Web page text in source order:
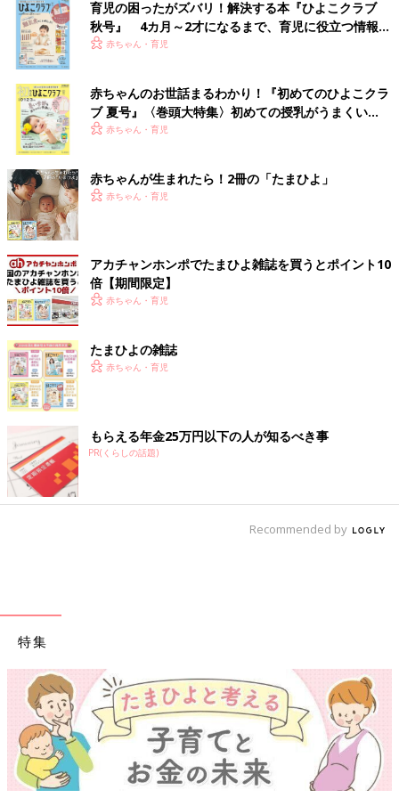
育児の困ったがズバリ！解決する本『ひよこクラブ
秋号』 4カ月～2才になるまで、育児に役立つ情報が
いっぱい！
赤ちゃん・育児
赤ちゃんのお世話まるわかり！『初めてのひよこクラ
ブ 夏号』〈巻頭大特集〉初めての授乳がうまくい
く！ おっぱい・ミルクの基本と夏のトラブル 解決テ
赤ちゃん・育児
赤ちゃんが生まれたら！2冊の「たまひよ」
赤ちゃん・育児
アカチャンホンポでたまひよ雑誌を買うとポイント10
倍【期間限定】
赤ちゃん・育児
たまひよの雑誌
赤ちゃん・育児
もらえる年金25万円以下の人が知るべき事
PR(くらしの話題)
Recommended by
特集